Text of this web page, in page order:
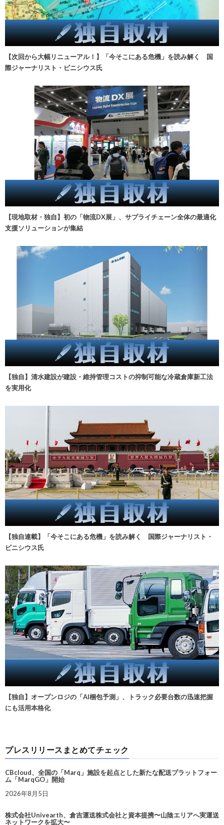
【次回から大幅リニューアル！】「今そこにある危機」を読み解く 国
際ジャーナリスト・ビニシウス氏
【現地取材・独自】初の「物流DX展」、サプライチェーン全体の最適化
支援ソリューションが集結
【独自】清水建設が建設・維持管理コストの抑制可能な冷蔵倉庫新工法
を実用化
【独自連載】「今そこにある危機」を読み解く 国際ジャーナリスト・
ビニシウス氏
【独自】オープンロジの「AI梱包予測」、トラック必要台数の迅速把握
にも活用本格化
プレスリリースまとめてチェック
CBcloud、全国の「Marq」施設を起点とした新たな配送プラットフォー
ム「MarqGO」開始
2026年8月5日
株式会社Univearth、倉吉運送株式会社と資本提携〜山陰エリアへ実運送
ネットワークを拡大〜